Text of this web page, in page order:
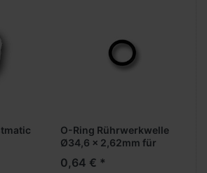
O-Ring Rührwerkwelle
Ø34,6 x 2,62mm für
Bravo Pastmatic 60 / 2 x
60
0,64 € *